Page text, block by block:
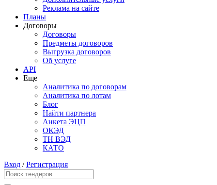
Реклама на сайте
Планы
Договоры
Договоры
Предметы договоров
Выгрузка договоров
Об услуге
API
Еще
Аналитика по договорам
Аналитика по лотам
Блог
Найти партнера
Анкета ЭЦП
ОКЭД
ТН ВЭД
КАТО
Вход /Регистрация